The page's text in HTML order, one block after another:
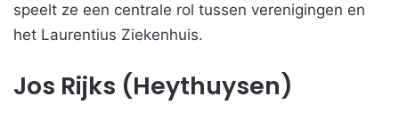
speelt ze een centrale rol tussen verenigingen en
het Laurentius Ziekenhuis.
Jos Rijks (Heythuysen)